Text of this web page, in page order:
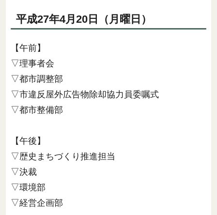
平成27年4月20日（月曜日）
【午前】
▽理事者会
▽都市調整部
▽市違反屋外広告物除却協力員委嘱式
▽都市整備部
【午後】
▽歴史まちづくり推進担当
▽決裁
▽環境部
▽経営企画部